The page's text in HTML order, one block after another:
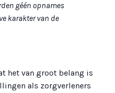
géén opnames
karakter van de
het van groot belang is
als zorgverleners